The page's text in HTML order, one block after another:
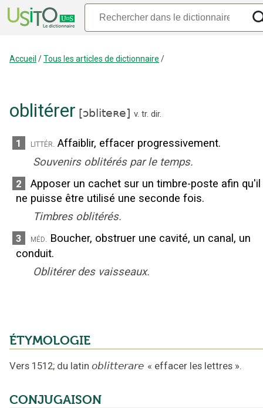
Accueil /Tous les articles de dictionnaire /
oblitérer [ɔbliteʀe] v. tr. dir.
1 littér. Affaiblir, effacer progressivement.
Souvenirs oblitérés par le temps.
2
Apposer un cachet sur un timbre-poste afin qu'il
ne puisse être utilisé une seconde fois.
Timbres oblitérés.
3 méd. Boucher, obstruer une cavité, un canal, un
conduit.
Oblitérer des vaisseaux.
ÉTYMOLOGIE
Vers 1512; du latin oblitterare « effacer les lettres ».
CONJUGAISON